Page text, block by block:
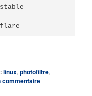
linux,photofiltre,
commentaire